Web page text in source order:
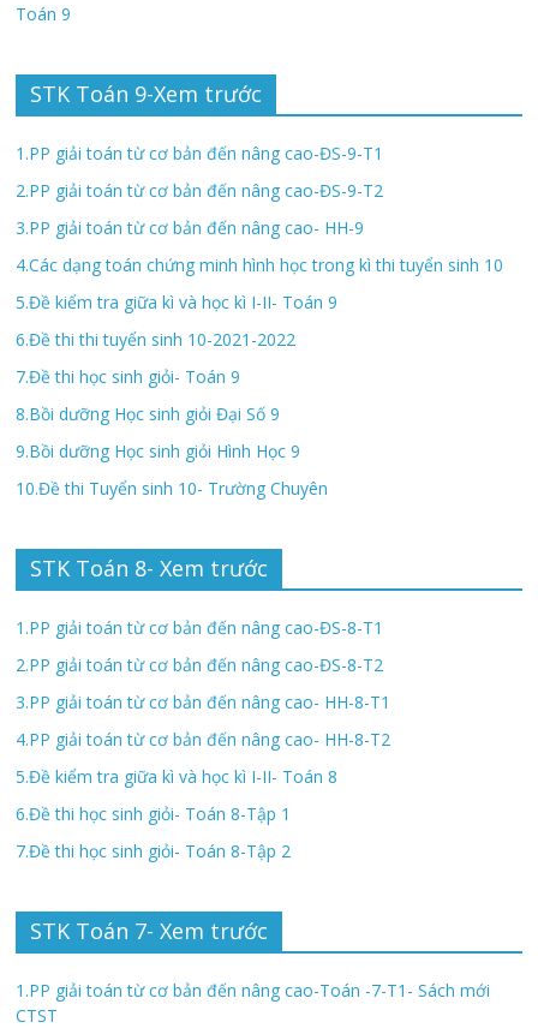
Toán 9
STK Toán 9-Xem trước
1.PP giải toán từ cơ bản đến nâng cao-ĐS-9-T1
2.PP giải toán từ cơ bản đến nâng cao-ĐS-9-T2
3.PP giải toán từ cơ bản đến nâng cao- HH-9
4.Các dạng toán chứng minh hình học trong kì thi tuyển sinh 10
5.Đề kiểm tra giữa kì và học kì I-II- Toán 9
6.Đề thi thi tuyển sinh 10-2021-2022
7.Đề thi học sinh giỏi- Toán 9
8.Bồi dưỡng Học sinh giỏi Đại Số 9
9.Bồi dưỡng Học sinh giỏi Hình Học 9
10.Đề thi Tuyển sinh 10- Trường Chuyên
STK Toán 8- Xem trước
1.PP giải toán từ cơ bản đến nâng cao-ĐS-8-T1
2.PP giải toán từ cơ bản đến nâng cao-ĐS-8-T2
3.PP giải toán từ cơ bản đến nâng cao- HH-8-T1
4.PP giải toán từ cơ bản đến nâng cao- HH-8-T2
5.Đề kiểm tra giữa kì và học kì I-II- Toán 8
6.Đề thi học sinh giỏi- Toán 8-Tập 1
7.Đề thi học sinh giỏi- Toán 8-Tập 2
STK Toán 7- Xem trước
1.PP giải toán từ cơ bản đến nâng cao-Toán -7-T1- Sách mới
CTST